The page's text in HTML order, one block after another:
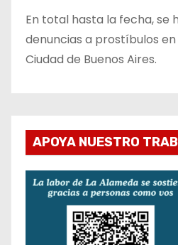
En total hasta la fecha, se
denuncias a prostíbulos
Ciudad de Buenos Aires.
APOYA NUESTRO